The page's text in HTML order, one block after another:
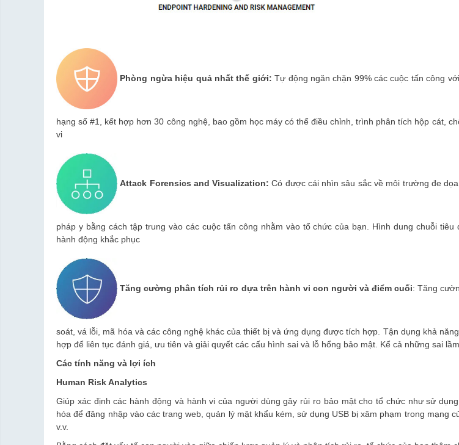
Phòng ngừa hiệu quả nhất thế giới: Tự động ngăn chặn 99% các cuộc tấn công
hạng số #1, kết hợp hơn 30 công nghệ, bao gồm học máy có thể điều chỉnh, trình phân tích hộp cát,
vi
Attack Forensics and Visualization: Có được cái nhìn sâu sắc về môi trường đe
pháp y bằng cách tập trung vào các cuộc tấn công nhằm vào tổ chức của bạn. Hình dung chuỗi tiêu
hành động khắc phục
Tăng cường phân tích rủi ro dựa trên hành vi con người và điểm cuối: Tăng
soát, vá lỗi, mã hóa và các công nghệ khác của thiết bị và ứng dụng được tích hợp. Tận dụng khả
hợp để liên tục đánh giá, ưu tiên và giải quyết các cấu hình sai và lỗ hổng bảo mật. Kể cả những sai
Các tính năng và lợi ích
Human Risk Analytics
Giúp xác định các hành động và hành vi của người dùng gây rủi ro bảo mật cho tổ chức như sử
hóa để đăng nhập vào các trang web, quản lý mật khẩu kém, sử dụng USB bị xâm phạm trong mạng
v.v.